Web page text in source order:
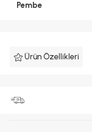
Pembe
Ürün Özellikleri